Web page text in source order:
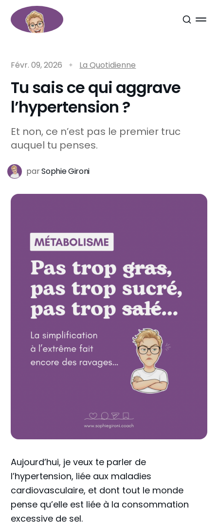
Févr. 09, 2026 La Quotidienne
Tu sais ce qui aggrave
l’hypertension ?
Et non, ce n’est pas le premier truc
auquel tu penses.
parSophie Gironi
Aujourd’hui, je veux te parler de
l’hypertension, liée aux maladies
cardiovasculaire, et dont tout le monde
pense qu’elle est liée à la consommation
excessive de sel.